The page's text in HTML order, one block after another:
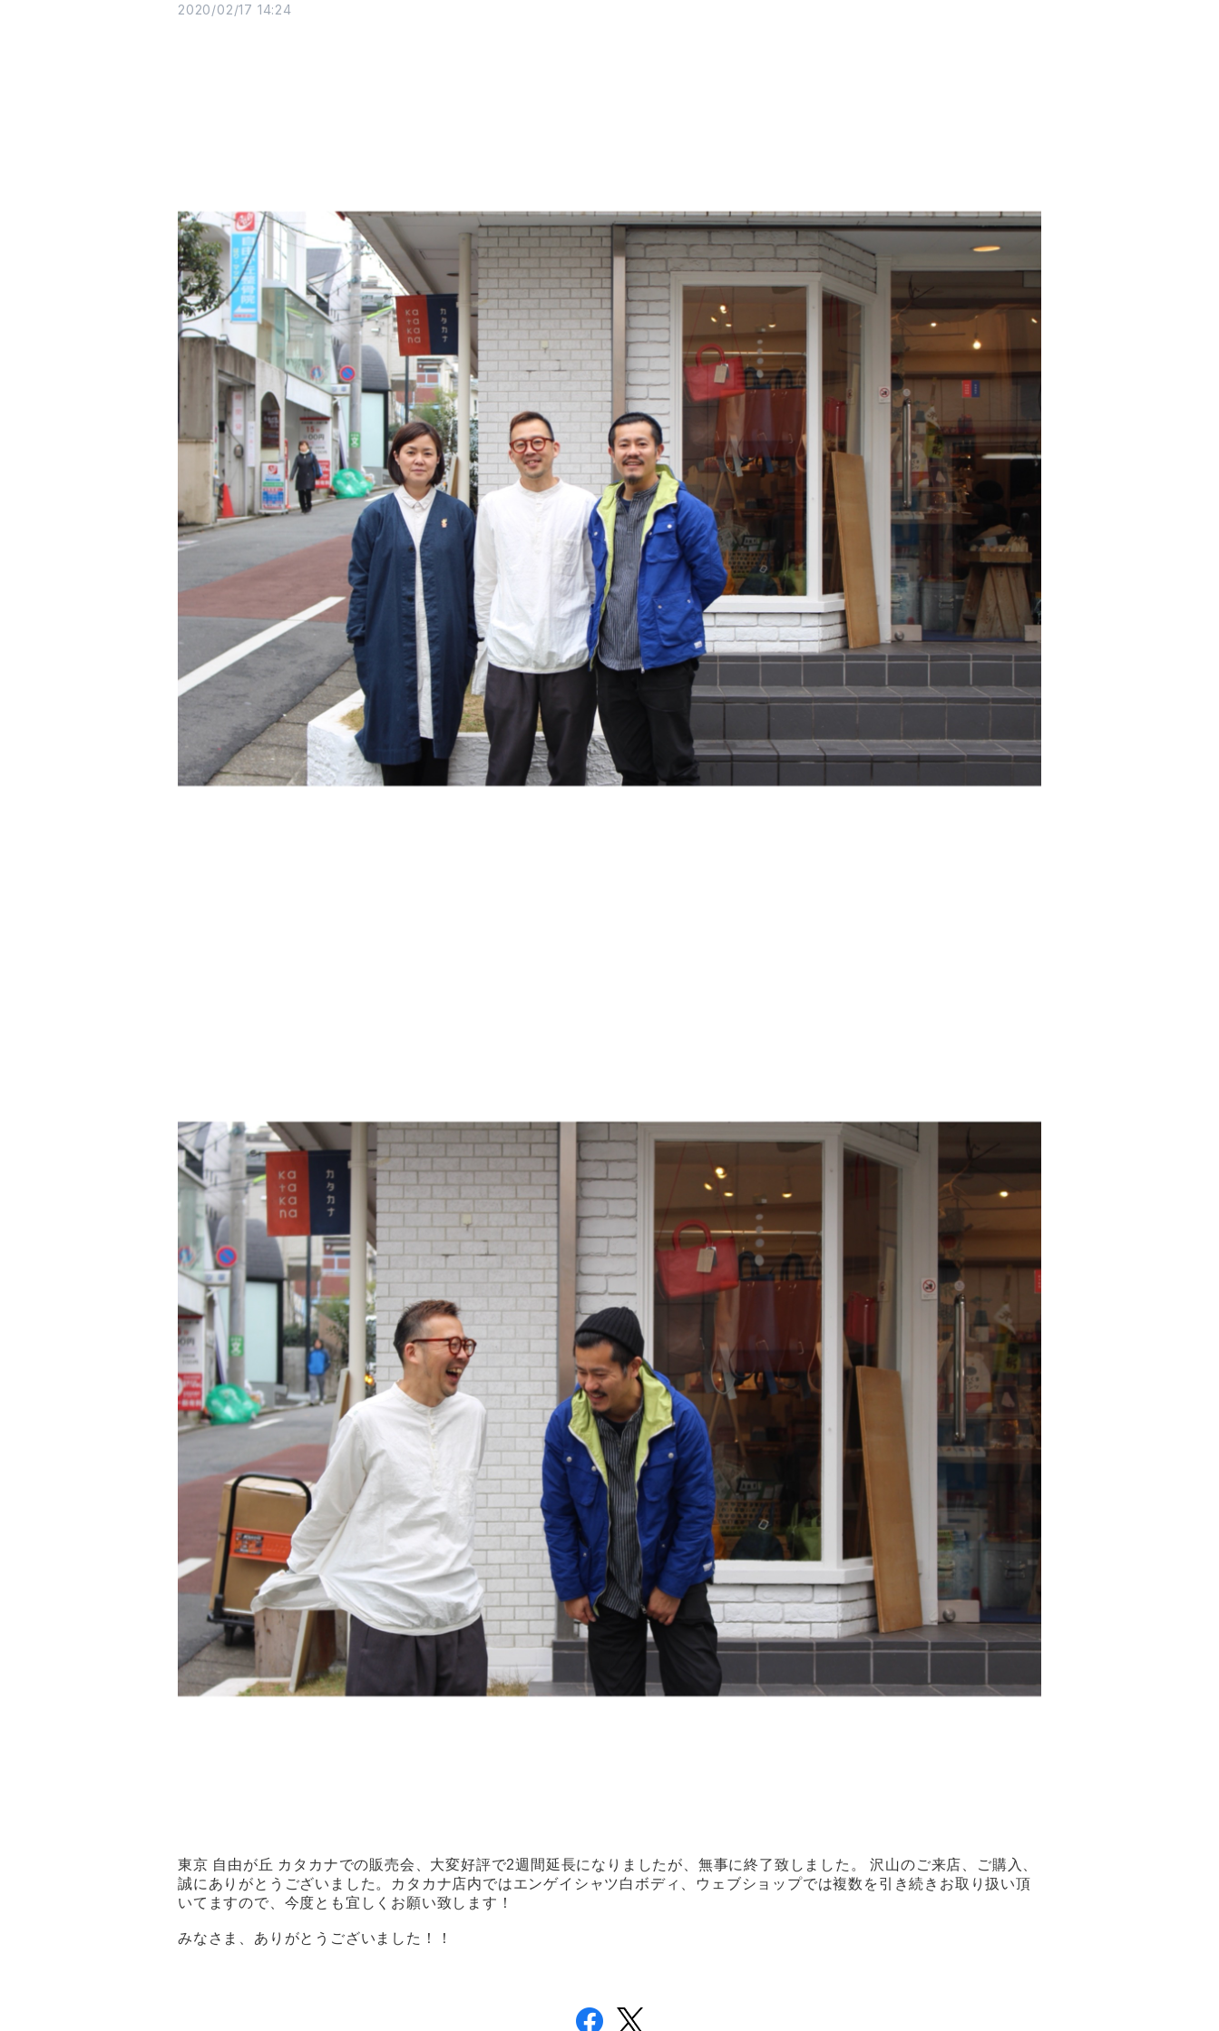
2020/02/17 14:24
東京 自由が丘 カタカナでの販売会、大変好評で2週間延長になりましたが、無事に終了致しました。 沢山のご来店、ご購入、
誠にありがとうございました。カタカナ店内ではエンゲイシャツ白ボディ、ウェブショップでは複数を引き続きお取り扱い頂
いてますので、今度とも宜しくお願い致します！
みなさま、ありがとうございました！！